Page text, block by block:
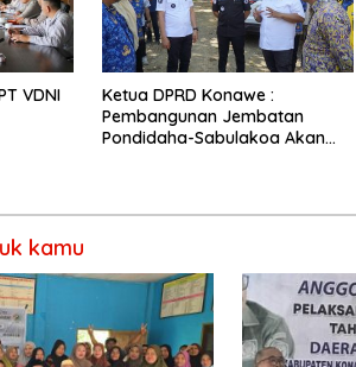
VDNI
Ketua DPRD Konawe :
Pembangunan Jembatan
Pondidaha-Sabulakoa Akan
kamu